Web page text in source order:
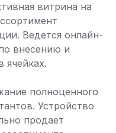
витрина на
Ведется онлайн-
внесению и
ячейках.
полноценного
Устройство
продает